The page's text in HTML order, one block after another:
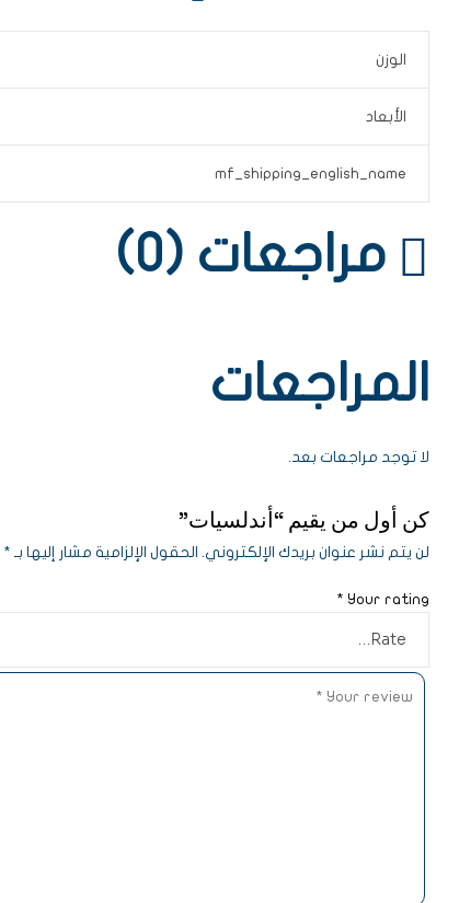
الوزن
الأبعاد
mf_shipping_english_name
مراجعات (0)
المراجعات
لا توجد مراجعات بعد.
كن أول من يقيم “أندلسيات”
لن يتم نشر عنوان بريدك الإلكتروني. الحقول الإلزامية مشار إليها بـ *
Your rating
*